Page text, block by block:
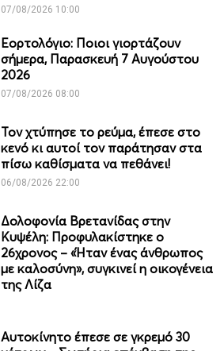
07/08/2026 10:00
Εορτολόγιο: Ποιοι γιορτάζουν
σήμερα, Παρασκευή 7 Αυγούστου
2026
07/08/2026 08:00
Τον χτύπησε το ρεύμα, έπεσε στο
κενό κι αυτοί τον παράτησαν στα
πίσω καθίσματα να πεθάνει!
06/08/2026 22:00
Δολοφονία Βρετανίδας στην
Κυψέλη: Προφυλακίστηκε ο
26χρονος – «Ήταν ένας άνθρωπος
με καλοσύνη», συγκινεί η οικογένεια
της Λίζα
Αυτοκίνητο έπεσε σε γκρεμό 30